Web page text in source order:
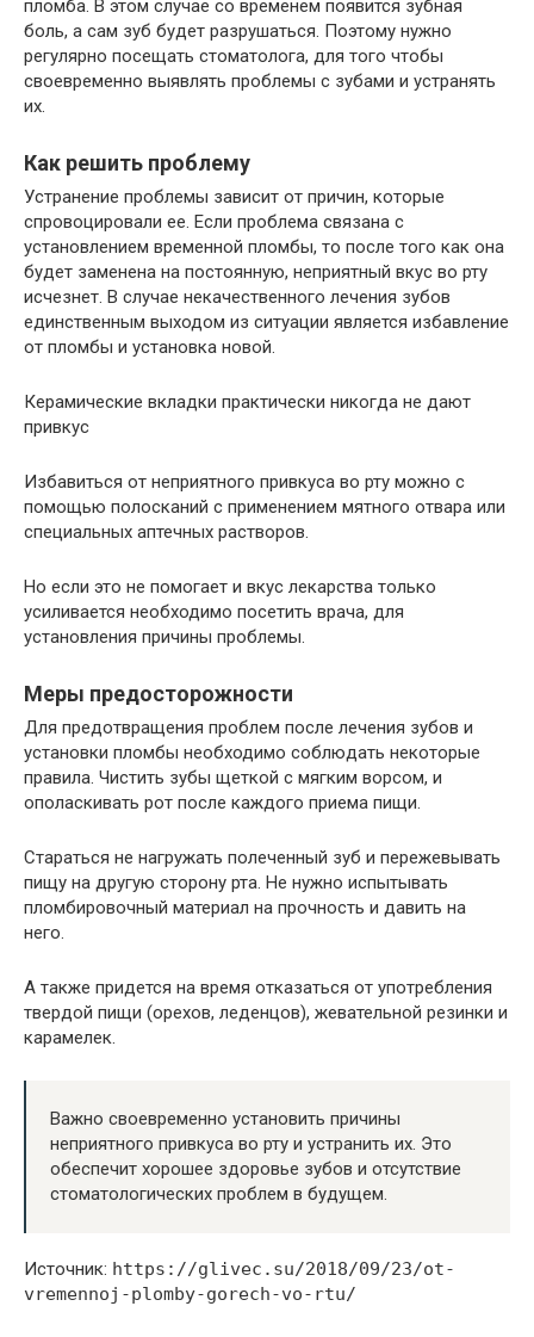
пломба. В этом случае со временем появится зубная
боль, а сам зуб будет разрушаться. Поэтому нужно
регулярно посещать стоматолога, для того чтобы
своевременно выявлять проблемы с зубами и устранять
их.
Как решить проблему
Устранение проблемы зависит от причин, которые
спровоцировали ее. Если проблема связана с
установлением временной пломбы, то после того как она
будет заменена на постоянную, неприятный вкус во рту
исчезнет. В случае некачественного лечения зубов
единственным выходом из ситуации является избавление
от пломбы и установка новой.
Керамические вкладки практически никогда не дают
привкус
Избавиться от неприятного привкуса во рту можно с
помощью полосканий с применением мятного отвара или
специальных аптечных растворов.
Но если это не помогает и вкус лекарства только
усиливается необходимо посетить врача, для
установления причины проблемы.
Меры предосторожности
Для предотвращения проблем после лечения зубов и
установки пломбы необходимо соблюдать некоторые
правила. Чистить зубы щеткой с мягким ворсом, и
ополаскивать рот после каждого приема пищи.
Стараться не нагружать полеченный зуб и пережевывать
пищу на другую сторону рта. Не нужно испытывать
пломбировочный материал на прочность и давить на
него.
А также придется на время отказаться от употребления
твердой пищи (орехов, леденцов), жевательной резинки и
карамелек.
Важно своевременно установить причины
неприятного привкуса во рту и устранить их. Это
обеспечит хорошее здоровье зубов и отсутствие
стоматологических проблем в будущем.
Источник: https://glivec.su/2018/09/23/ot-
vremennoj-plomby-gorech-vo-rtu/